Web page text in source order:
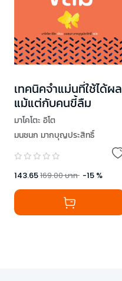
เทคนิคจำแม่นที่ใช้ได้ผล
แม้แต่กับคนขี้ลืม
มาโคโตะ อิโต
มนชนก มากบุญประสิทธิ์
143.65169.00บาท -15 %